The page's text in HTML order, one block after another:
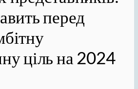
перед
ціль на 2024